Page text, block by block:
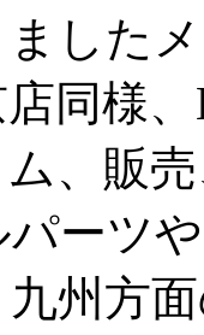
した
同様
、販
パーツ
州方